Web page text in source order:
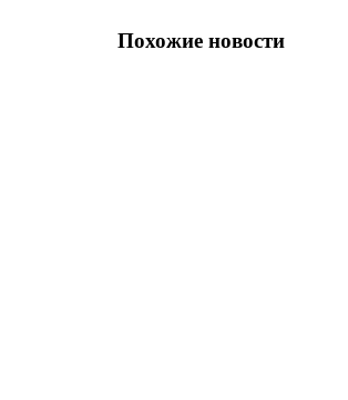
Похожие новости